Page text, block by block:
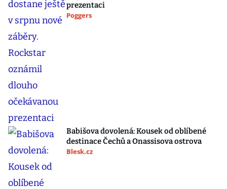
prezentaci
Poggers
Babišova dovolená: Kousek od oblíbené
destinace Čechů a Onassisova ostrova
Blesk.cz